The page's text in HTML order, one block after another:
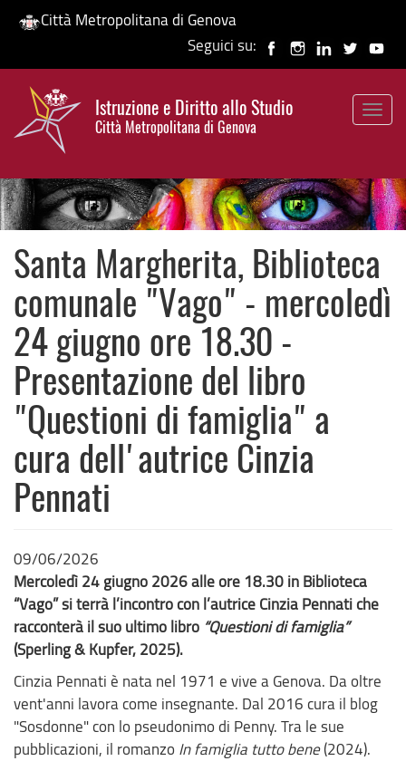
Salta
contenuto
principale
Città Metropolitana di Genova
Seguici su:
Istruzione e Diritto allo Studio
Città Metropolitana di Genova
HP banner
Santa Margherita, Biblioteca
comunale "Vago" - mercoledì
24 giugno ore 18.30 -
Presentazione del libro
"Questioni di famiglia" a
cura dell'autrice Cinzia
Pennati
09/06/2026
Mercoledì 24 giugno 2026 alle ore 18.30 in Biblioteca
“Vago” si terrà l’incontro con l’autrice Cinzia Pennati che
racconterà il suo ultimo libro “Questioni di famiglia”
(Sperling & Kupfer, 2025).
Cinzia Pennati è nata nel 1971 e vive a Genova. Da oltre
vent'anni lavora come insegnante. Dal 2016 cura il blog
"Sosdonne" con lo pseudonimo di Penny. Tra le sue
pubblicazioni, il romanzo In famiglia tutto bene(2024).